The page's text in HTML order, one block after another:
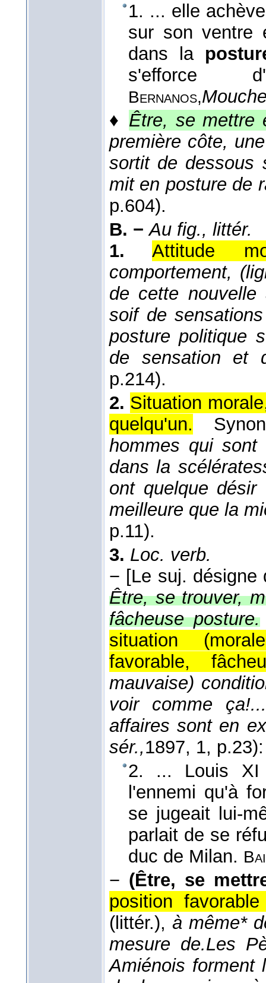
1. ... elle
sur son ventre
dans la
s'efforce
Bernanos,
♦ Être, se mettre
première côte,
sortit de dessous
mit en posture de
p.604).
B. − Au fig., littér.
1.
Attitude
comportement,
de cette
soif de
posture politique
de sensation et
p.214).
2. Situation
quelqu'un.
hommes qui
dans la
ont quelque désir
meilleure que la
p.11).
3. Loc. verb.
− [Le suj. désigne
Être, se trouver,
fâcheuse posture.
situation
favorable,
mauvaise)
voir comme
affaires sont en
sér.,1897, 1, p.23):
2. ... Louis XI
l'ennemi qu'à
se jugeait lui-
parlait de se
duc de Milan.
− (Être, se
position
(littér.), à même*
mesure de.Les
Amiénois forment